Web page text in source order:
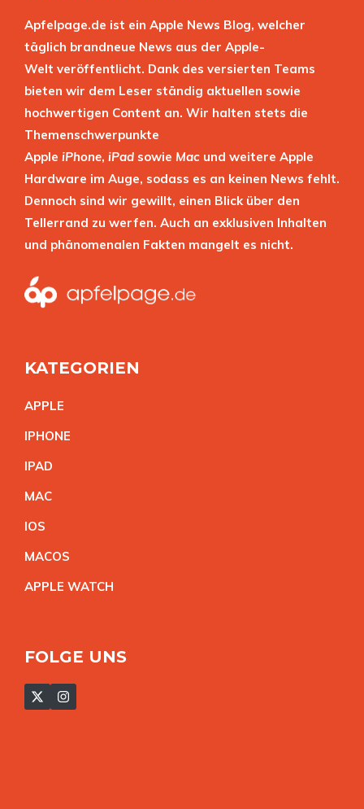
Apfelpage.de ist ein Apple News Blog, welcher
täglich brandneue News aus der Apple-
Welt veröffentlicht. Dank des versierten Teams
bieten wir dem Leser ständig aktuellen sowie
hochwertigen Content an. Wir halten stets die
Themenschwerpunkte
Apple iPhone, iPad sowie Mac und weitere Apple
Hardware im Auge, sodass es an keinen News fehlt.
Dennoch sind wir gewillt, einen Blick über den
Tellerrand zu werfen. Auch an exklusiven Inhalten
und phänomenalen Fakten mangelt es nicht.
KATEGORIEN
APPLE
IPHONE
IPAD
MAC
IOS
MACOS
APPLE WATCH
FOLGE UNS